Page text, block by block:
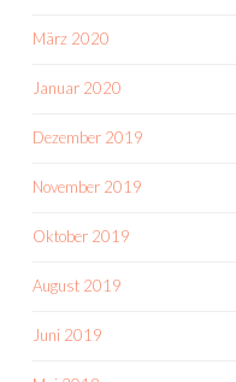
März 2020
Januar 2020
Dezember 2019
November 2019
Oktober 2019
August 2019
Juni 2019